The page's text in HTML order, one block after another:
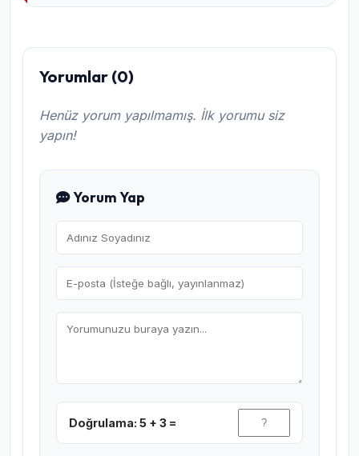
Yorumlar (0)
Henüz yorum yapılmamış. İlk yorumu siz
yapın!
Yorum Yap
Doğrulama: 5 + 3 =